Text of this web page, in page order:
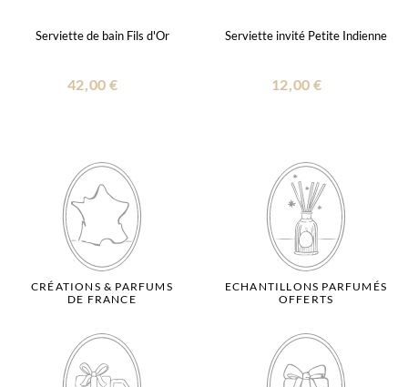
Serviette de bain Fils d'Or
42,00 €
Serviette invité Petite Indienne
12,00 €
CRÉATIONS & PARFUMS
DE FRANCE
ECHANTILLONS PARFUMÉS
OFFERTS